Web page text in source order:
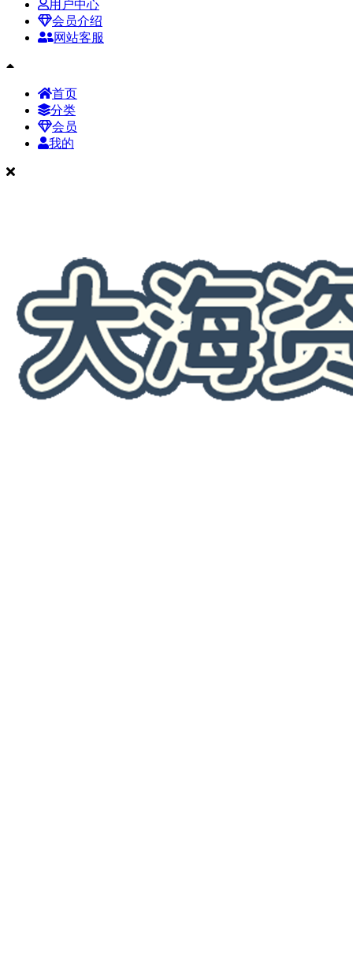
用户中心
会员介绍
网站客服
首页
分类
会员
我的